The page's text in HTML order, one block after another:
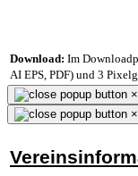
Download: Im
AI EPS, PDF) und 3
×
×